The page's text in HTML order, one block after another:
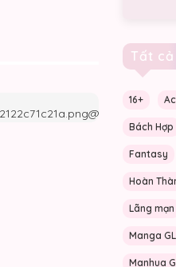
Lòng
Chẳng
Tất
16+
Bách Hợp
Fantasy
Hoàn
Lãng mạn
Manga GL
Manhua